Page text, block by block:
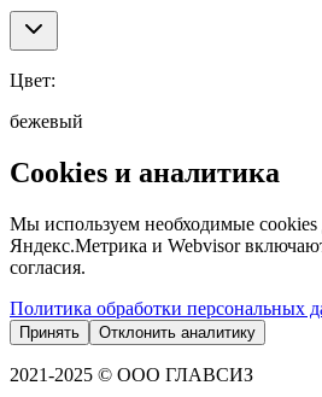
Цвет:
бежевый
Cookies и аналитика
Мы используем необходимые cookies
Яндекс.Метрика и Webvisor
согласия.
Политика обработки персональных
Принять Отклонить аналитику
2021-2025 © ООО ГЛАВСИЗ